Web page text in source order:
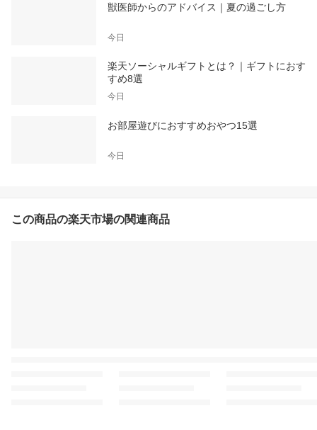
獣医師からのアドバイス｜夏の過ごし方
今日
楽天ソーシャルギフトとは？｜ギフトにおす
すめ8選
今日
お部屋遊びにおすすめおやつ15選
今日
この商品の楽天市場の関連商品